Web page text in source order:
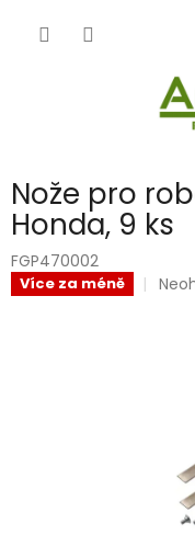
Nože pro
Honda, 9 ks
FGP470002
Více za méně